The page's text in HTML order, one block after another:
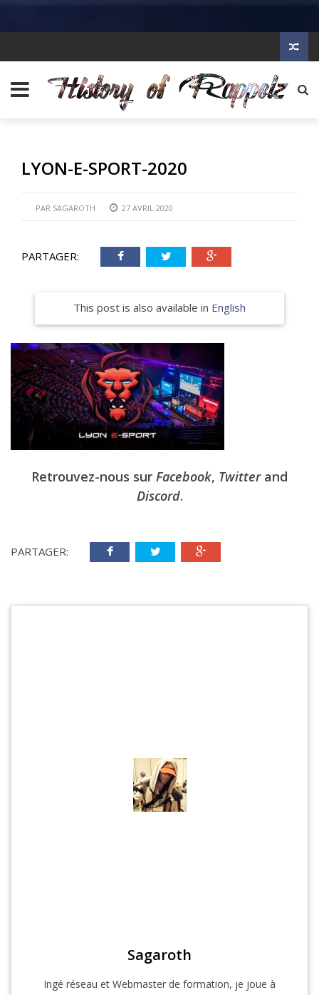
LYON-E-SPORT-2020
PAR SAGAROTH 27 AVRIL 2020
PARTAGER:
This post is also available in English
Retrouvez-nous sur Facebook, Twitterand
Discord.
PARTAGER:
Sagaroth
Ingé réseau et Webmaster de formation, je joue à